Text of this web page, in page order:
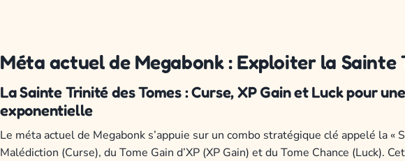
Méta actuel de Megabonk : Exploiter la
La Sainte Trinité des Tomes : Curse, XP Gain et Luck pour
exponentielle
Le méta actuel de Megabonk s’appuie sur un combo stratégique clé appelé la «
Malédiction (Curse), du Tome Gain d’XP (XP Gain) et du Tome Chance (Luck).